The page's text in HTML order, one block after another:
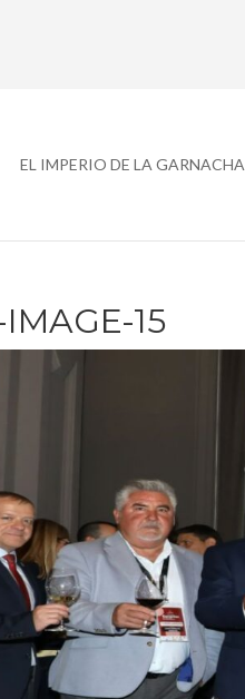
EL IMPERIO DE LA GARNACHA
15